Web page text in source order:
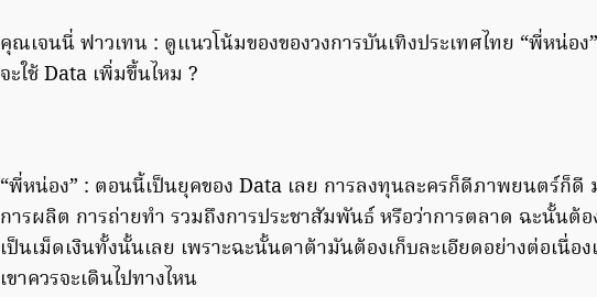
คุณเจนนี่ ฟาวเทน : ดูแนวโน้มของของวงการบันเทิงประเทศไทย “พี่หน่อง
จะใช้ Data เพิ่มขึ้นไหม ?
“พี่หน่อง” : ตอนนี้เป็นยุคของ Data เลย การลงทุนละครก็ดีภาพยนตร์ก็
การผลิต การถ่ายทำ รวมถึงการประชาสัมพันธ์ หรือว่าการตลาด ฉะนั้นต้อ
เป็นเม็ดเงินทั้งนั้นเลย เพราะฉะนั้นดาต้ามันต้องเก็บละเอียดอย่างต่อเนื่อง
เขาควรจะเดินไปทางไหน